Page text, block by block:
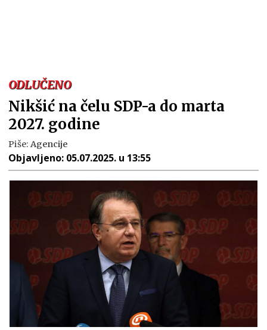
ODLUČENO
Nikšić na čelu SDP-a do marta
2027. godine
Piše: Agencije
Objavljeno: 05.07.2025. u 13:55